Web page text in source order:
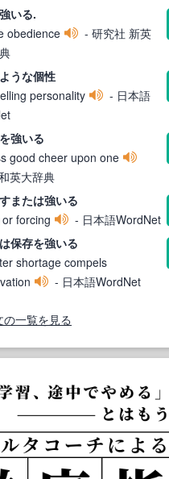
強いる.
obedience
- 研究社 新英
ような個性
personality
- 日本語
強いる
good cheer upon one
英大辞典
または強いる
forcing
- 日本語WordNet
保存を強いる
shortage compels
- 日本語WordNet
の一覧を見る